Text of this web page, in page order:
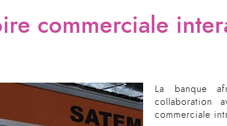
commerciale
La banque
collaboration
commerciale